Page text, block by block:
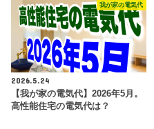
我が家の電気代
2026.5.24
【我が家の電気代】2026年5月。
高性能住宅の電気代は？